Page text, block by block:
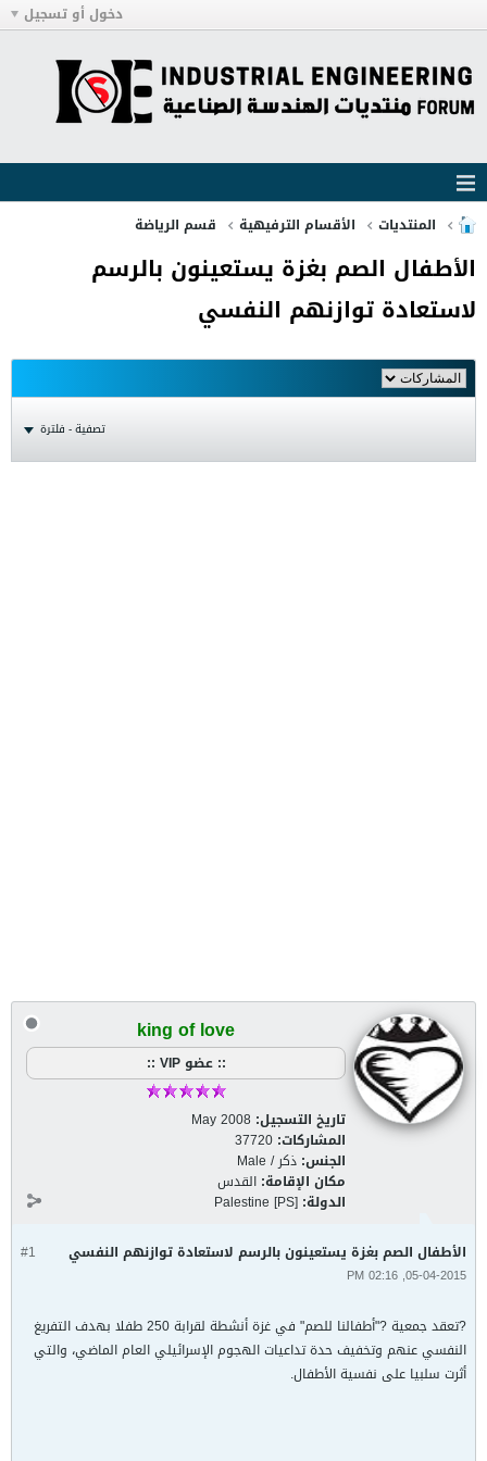
دخول أو تسجيل
المنتديات الأقسام الترفيهية قسم الرياضة
الأطفال الصم بغزة يستعينون بالرسم
لاستعادة توازنهم النفسي
تصفية - فلترة
king of love
:: عضو VIP ::
تاريخ التسجيل: May 2008
المشاركات: 37720
الجنس: ذكر / Male
مكان الإقامة: القدس
الدولة: Palestine [PS]
#1 الأطفال الصم بغزة يستعينون بالرسم لاستعادة توازنهم النفسي
05-04-2015, 02:16 PM
?تعقد جمعية ?"أطفالنا للصم" في غزة أنشطة لقرابة 250 طفلا بهدف التفريغ
النفسي عنهم وتخفيف حدة تداعيات الهجوم الإسرائيلي العام الماضي، والتي
أثرت سلبيا على نفسية الأطفال.